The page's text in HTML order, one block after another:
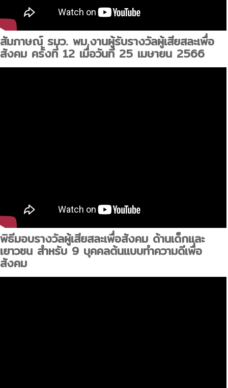
สัมภาษณ์ รมว. พม.งานผู้รับรางวัลผู้เสียสละเพื่อ
สังคม ครั้งที่ 12 เมื่อวันที่ 25 เมษายน 2566
พิธีมอบรางวัลผู้เสียสละเพื่อสังคม ด้านเด็กและ
เยาวชน สำหรับ 9 บุคคลต้นแบบทำความดีเพื่อ
สังคม